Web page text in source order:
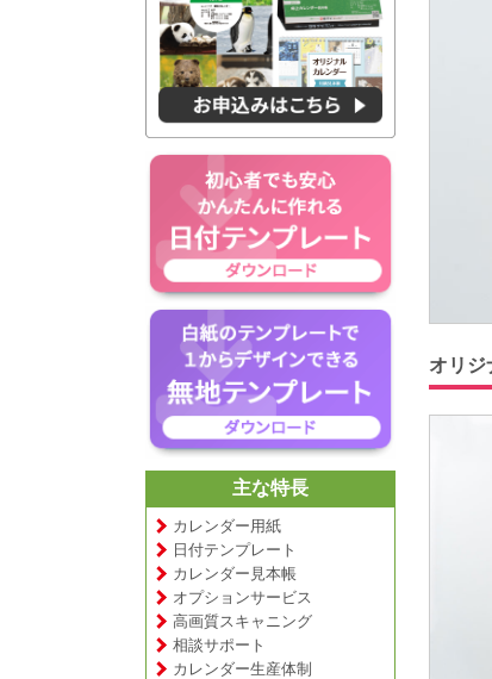
主な特長
カレンダー用紙
日付テンプレート
カレンダー見本帳
オプションサービス
高画質スキャニング
相談サポート
カレンダー生産体制
オリ